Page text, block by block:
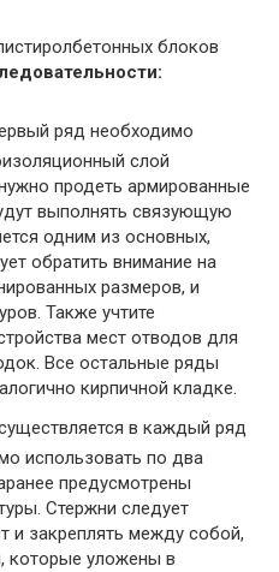
блоков
ряд необходимо
слой
продеть армированные
выполнять связующую
одним из основных,
обратить внимание на
размеров, и
Также учтите
мест отводов для
Все остальные ряды
кирпичной кладке.
в каждый ряд
использовать по два
предусмотрены
Стержни следует
и закреплять между собой,
которые уложены в